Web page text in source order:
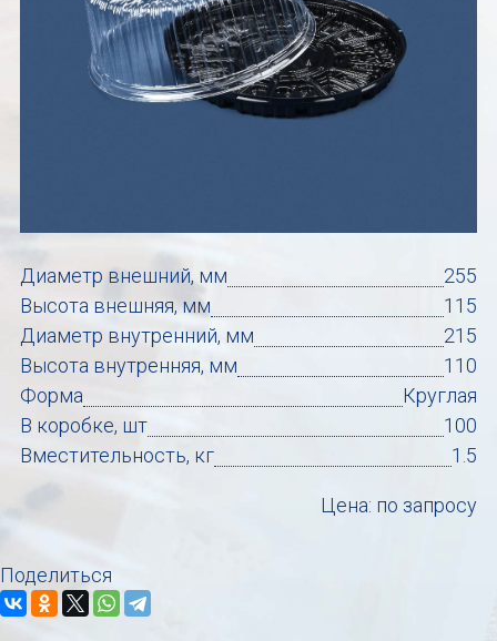
Диаметр внешний, мм
255
Высота внешняя, мм
115
Диаметр внутренний, мм
215
Высота внутренняя, мм
110
Форма
Круглая
В коробке, шт
100
Вместительность, кг
1.5
Цена: по запросу
Поделиться